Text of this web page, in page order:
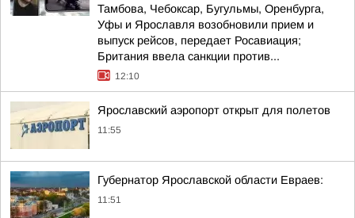
Тамбова, Чебоксар, Бугульмы, Оренбурга,
Уфы и Ярославля возобновили прием и
выпуск рейсов, передает Росавиация;
Британия ввела санкции против...
12:10
Ярославский аэропорт открыт для полетов
11:55
Губернатор Ярославской области Евраев:
11:51